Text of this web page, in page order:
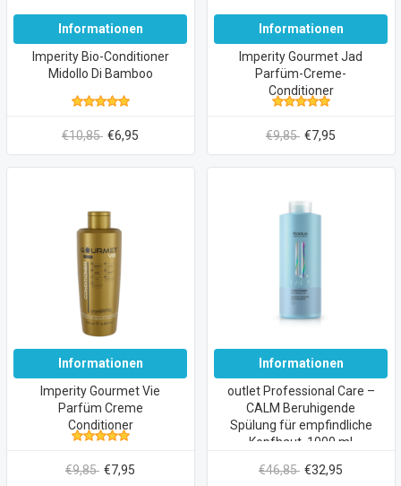
Informationen
Imperity Bio-Conditioner
Midollo Di Bamboo
€10,85 €6,95
Informationen
Imperity Gourmet Jad
Parfüm-Creme-
Conditioner
€9,85 €7,95
Informationen
Imperity Gourmet Vie
Parfüm Creme
Conditioner
€9,85 €7,95
Informationen
outlet Professional Care –
CALM Beruhigende
Spülung für empfindliche
Kopfhaut, 1000 ml
€46,85 €32,95